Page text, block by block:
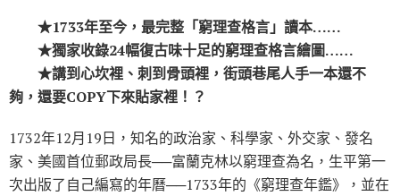
★1733年至今，最完整「窮理查格言」讀本……
★獨家收錄24幅復古味十足的窮理查格言繪圖……
★講到心坎裡、刺到骨頭裡，街頭巷尾人手一本還不
夠，還要COPY下來貼家裡！？
1732年12月19日，知名的政治家、科學家、外交家、發名
家、美國首位郵政局長──富蘭克林以窮理查為名，生平第一
次出版了自己編寫的年曆──1733年的《窮理查年鑑》，並在